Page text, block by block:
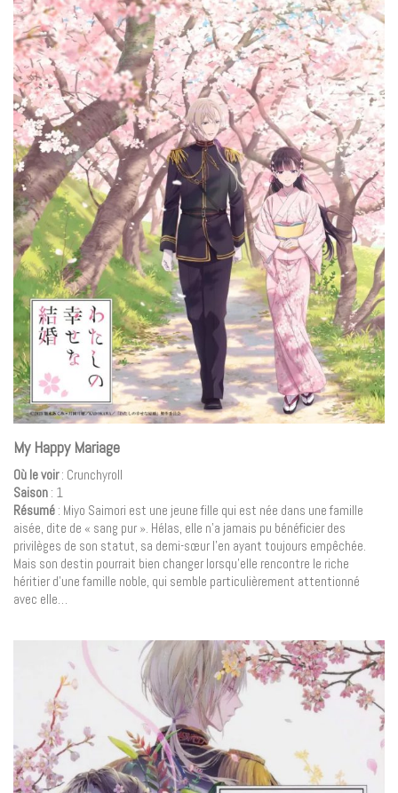
My Happy Mariage
Où le voir: Crunchyroll
Saison : 1
Résumé : Miyo Saimori est une jeune fille qui est née dans une famille
aisée, dite de « sang pur ». Hélas, elle n’a jamais pu bénéficier des
privilèges de son statut, sa demi-sœur l’en ayant toujours empêchée.
Mais son destin pourrait bien changer lorsqu’elle rencontre le riche
héritier d’une famille noble, qui semble particulièrement attentionné
avec elle…